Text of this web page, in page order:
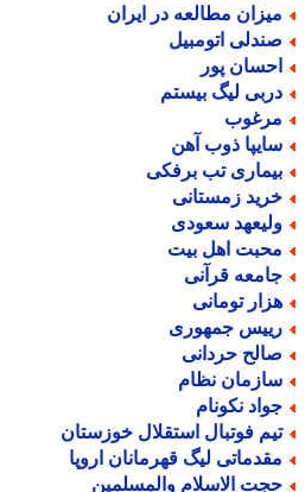
مطالعه در ایران
اتومبیل
پور
لیگ بیستم
ذوب آهن
تب برفکی
زمستانی
سعودی
اهل بیت
قرآنی
تومانی
جمهوری
حردانی
نظام
نکونام
فوتبال استقلال خوزستان
لیگ قهرمانان اروپا
الاسلام والمسلمین